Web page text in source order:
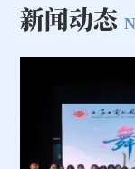
新闻动态